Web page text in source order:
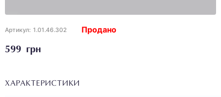
Артикул: 1.01.46.302
599 грн
Продано
ХАРАКТЕРИСТИКИ